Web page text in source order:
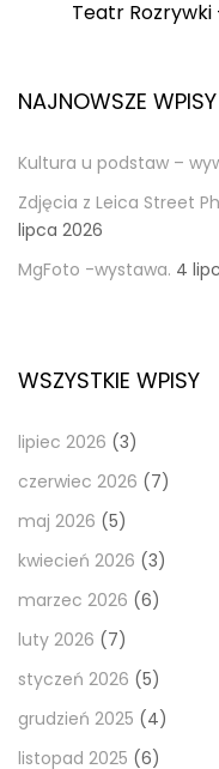
Teatr
NAJNOWSZE WPISY
Kultura u podstaw –
Zdjęcia z Leica Street
lipca 2026
MgFoto -wystawa. 4
WSZYSTKIE WPISY
lipiec 2026 (3)
czerwiec 2026 (7)
maj 2026 (5)
kwiecień 2026 (3)
marzec 2026 (6)
luty 2026 (7)
styczeń 2026 (5)
grudzień 2025 (4)
listopad 2025 (6)